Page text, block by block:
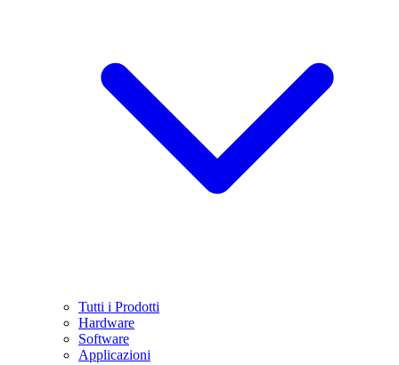
Tutti i Prodotti
Hardware
Software
Applicazioni